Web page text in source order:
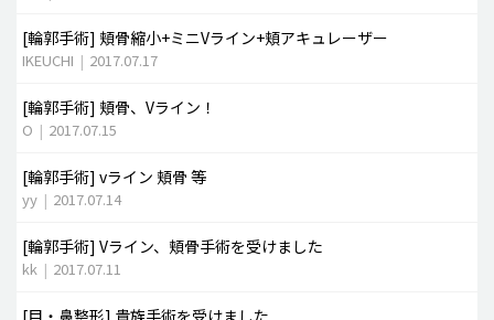
[輪郭手術] 頬骨縮小+ミニVライン+頬アキュレーザー
IKEUCHI | 2017.07.17
[輪郭手術] 頬骨、Vライン！
O | 2017.07.15
[輪郭手術] vライン 頬骨 等
yy | 2017.07.14
[輪郭手術] Vライン、頬骨手術を受けました
kk | 2017.07.11
[目・鼻整形] 貴族手術を受けました